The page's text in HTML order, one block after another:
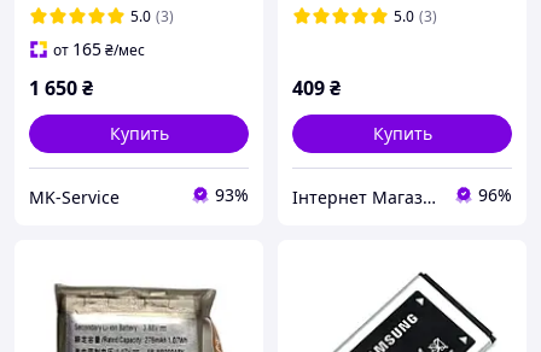
5.0 (3)
от 165₴/мес
1 650₴
Купить
MK-Service 93%
5.0 (3)
409₴
Купить
Інтернет Магазин "max-it.com.ua" 96%